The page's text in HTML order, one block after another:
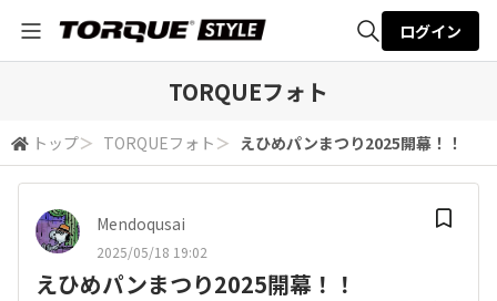
検索
ログイン
TORQUEフォト
トップ＞ TORQUEフォト ＞ えひめパンまつり2025開幕！！
Mendoqusai
2025/05/18 19:02
えひめパンまつり2025開幕！！